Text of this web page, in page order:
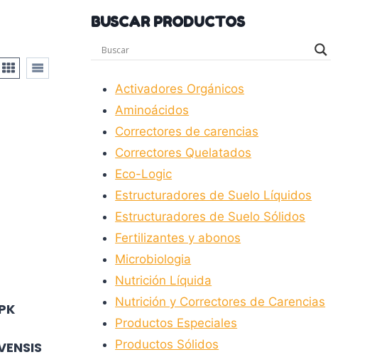
BUSCAR PRODUCTOS
Activadores Orgánicos
Aminoácidos
Correctores de carencias
Correctores Quelatados
Eco-Logic
Estructuradores de Suelo Líquidos
Estructuradores de Suelo Sólidos
Fertilizantes y abonos
Microbiologia
Nutrición Líquida
Nutrición y Correctores de Carencias
Productos Especiales
Productos Sólidos